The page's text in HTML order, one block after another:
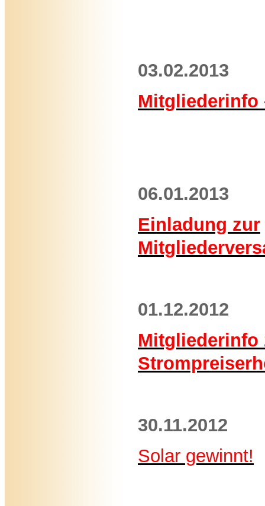
03.02.2013
Mitgliederinfo
06.01.2013
Einladung zur
01.12.2012
Mitgliederinfo
30.11.2012
Solar gewinnt!